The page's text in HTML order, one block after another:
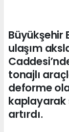
Büyükşehir
ulaşım
tonajlı
deforme
kaplayarak
artırdı.